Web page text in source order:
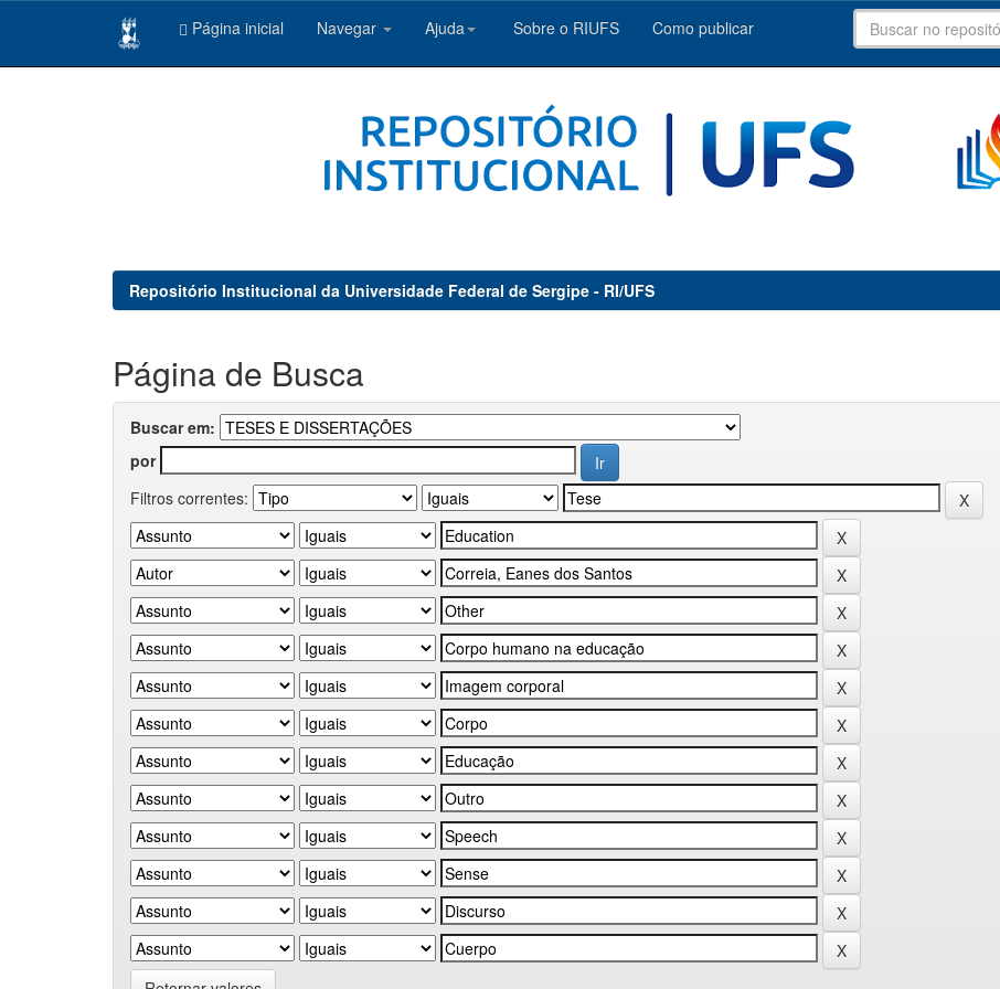
Página inicial Navegar Ajuda Sobre o RIUFS Como publicar
Repositório Institucional da Universidade Federal de Sergipe - RI/UFS
Página de Busca
Buscar em:
por
Filtros correntes: